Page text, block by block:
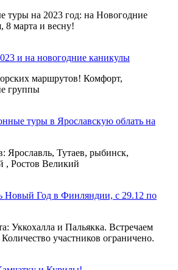
туры на 2023 год: на Новогодние
8 марта и весну!
и на новогодние каникулы
маршрутов! Комфорт,
группы
туры в Ярославскую облать на
Ярославль, Тутаев, рыбинск,
, Ростов Великий
Новый Год в Финляндии, с 29.12 по
Уккохалла и Пальякка. Встречаем
участников ограничено.